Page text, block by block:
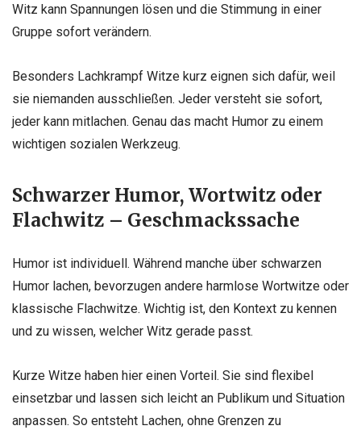
Witz kann Spannungen lösen und die Stimmung in einer
Gruppe sofort verändern.
Besonders Lachkrampf Witze kurz eignen sich dafür, weil
sie niemanden ausschließen. Jeder versteht sie sofort,
jeder kann mitlachen. Genau das macht Humor zu einem
wichtigen sozialen Werkzeug.
Schwarzer Humor, Wortwitz oder
Flachwitz – Geschmackssache
Humor ist individuell. Während manche über schwarzen
Humor lachen, bevorzugen andere harmlose Wortwitze oder
klassische Flachwitze. Wichtig ist, den Kontext zu kennen
und zu wissen, welcher Witz gerade passt.
Kurze Witze haben hier einen Vorteil. Sie sind flexibel
einsetzbar und lassen sich leicht an Publikum und Situation
anpassen. So entsteht Lachen, ohne Grenzen zu